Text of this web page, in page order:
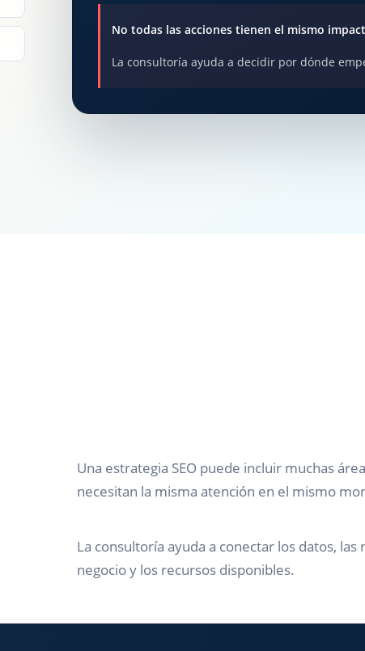
No todas las acciones tienen el mismo
La consultoría ayuda a decidir por dónde
Una estrategia SEO puede incluir muchas
necesitan la misma atención en el mismo
La consultoría ayuda a conectar los datos, las
negocio y los recursos disponibles.